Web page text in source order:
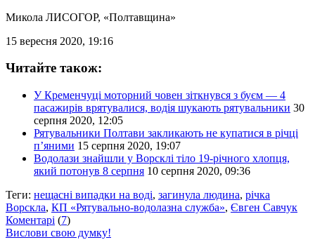
Микола ЛИСОГОР, «Полтавщина»
15 вересня 2020, 19:16
Читайте також:
У Кременчуці моторний човен зіткнувся з буєм — 4
пасажирів врятувалися, водія шукають рятувальники 30
серпня 2020, 12:05
Рятувальники Полтави закликають не купатися в річці
п’яними 15 серпня 2020, 19:07
Водолази знайшли у Ворсклі тіло 19-річного хлопця,
який потонув 8 серпня 10 серпня 2020, 09:36
Теги: нещасні випадки на воді, загинула людина, річка
Ворскла, КП «Рятувально-водолазна служба», Євген Савчук
Коментарі (7)
Вислови свою думку!